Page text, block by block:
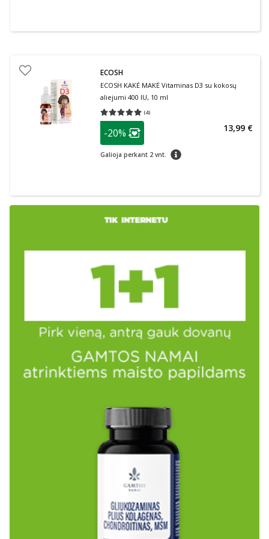
ECOSH
ECOSH KAKĖ MAKĖ Vitaminas D3 su kokosų
aliejumi 400 IU, 10 ml
(4)
Vidutinis įvertinimas 5.00
patarimas
Lojalumo klubo narių nuolaida
-20%
Galioja perkant 2 vnt. patarimas
13,99 €